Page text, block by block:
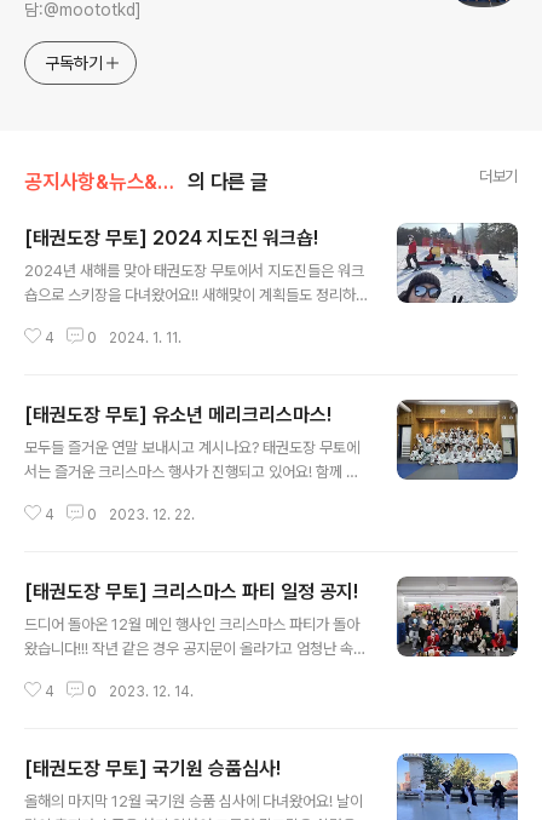
담:@moototkd]
구독하기
공지사항&뉴스&행사 의 다른 글 더보기
[태권도장 무토] 2024 지도진 워크숍!
2024년 새해를 맞아 태권도장 무토에서 지도진들은 워크
숍으로 스키장을 다녀왔어요!! 새해맞이 계획들도 정리하
1544-9196 / 서초관 1544-9915로 문의 부탁드리며
A%B6%8C%EB%8F%84%EC%9E%A5%20%E
B%AC%B4%ED%86%A0/place/35581789?plac
ePath=%3Fentry%3Dpll%26from%3Dnx%26fro
Dpll%26fromNxList%3Dtrue&searchType=plac
4 0 2024. 1. 11.
[태권도장 무토] 유소년 메리크리스마스!
모두들 즐거운 연말 보내시고 계시나요? 태권도장 무토에
서는 즐거운 크리스마스 행사가 진행되고 있어요! 함께 참
4-9915로 문의 부탁드리며 아래 네이버 예약도 많은 관
4%EC%9E%A5%20%EB%AC%B4%ED%86%A0/
place/35581789?placePath=%3Fentry%3Dpll%
26from%3Dnx%26fromNxList%3Dtrue&placeS
ue&searchType=place 네이버 지도태권도장무토 서
4 0 2023. 12. 22.
[태권도장 무토] 크리스마스 파티 일정 공지!
드디어 돌아온 12월 메인 행사인 크리스마스 파티가 돌아
왔습니다!!! 작년 같은 경우 공지문이 올라가고 엄청난 속도
함께 참여하고 싶으신 분들은 서래관 1544-9196 / 서초
m/p/search/%ED%83%9C%EA%B6%8C%EB%8
F%84%EC%9E%A5%20%EB%AC%B4%ED%8
4 0 2023. 12. 14.
[태권도장 무토] 국기원 승품심사!
올해의 마지막 12월 국기원 승품 심사에 다녀왔어요! 날이